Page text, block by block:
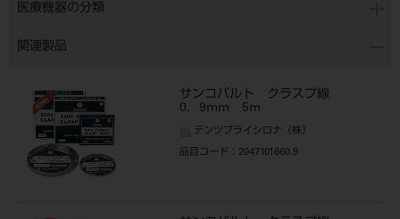
医療機器の分類
関連製品
サンコバルト クラスプ線
0．9mm 5m
デンツプライシロナ（株）
品目コード ：2047101660.9